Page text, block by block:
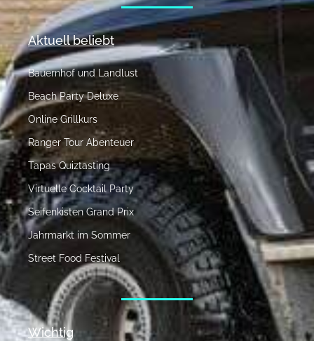
Aktuell beliebt
Bauernhof und Landlust
Beach Party Deluxe
Online Grillkurs
Ranger Tour Abenteuer
Tapas Quiztasting
Virtuelle Cocktail Party
Seifenkisten Grand Prix
Jahrmarkt im Sommer
Street Food Festival
Wichtig